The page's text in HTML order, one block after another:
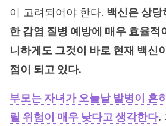
이 고려되어야 한다. 백신은 상당
한 감염 질병 예방에 매우 효율적
니하게도 그것이 바로 현재 백신
점이 되고 있다.
부모는 자녀가 오늘날 발병이 흔
릴 위험이 매우 낮다고 생각한다.